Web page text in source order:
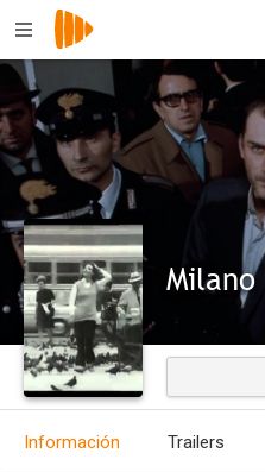
Milano
Información Trailers